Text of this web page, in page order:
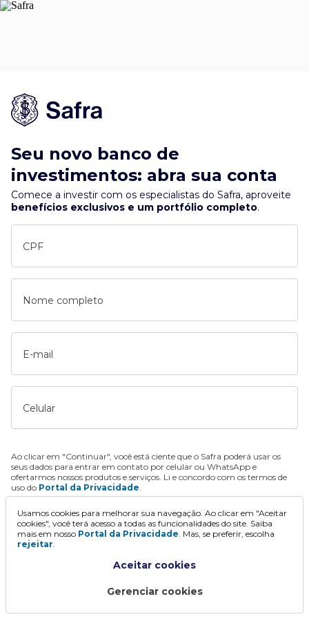
Seu novo banco de
investimentos: abra sua conta
Comece a investir com os especialistas do Safra, aproveite
benefícios exclusivos e um portfólio completo.
CPF
Nome completo
E-mail
Celular
Ao clicar em "Continuar", você está ciente que o Safra poderá usar os
seus dados para entrar em contato por celular ou WhatsApp e
ofertarmos nossos produtos e serviços. Li e concordo com os termos de
uso do Portal da Privacidade.
Continuar
Usamos cookies para melhorar sua navegação. Ao clicar em "Aceitar
cookies", você terá acesso a todas as funcionalidades do site. Saiba
mais em nosso Portal da Privacidade. Mas, se preferir, escolha
rejeitar.
Aceitar cookies
Gerenciar cookies